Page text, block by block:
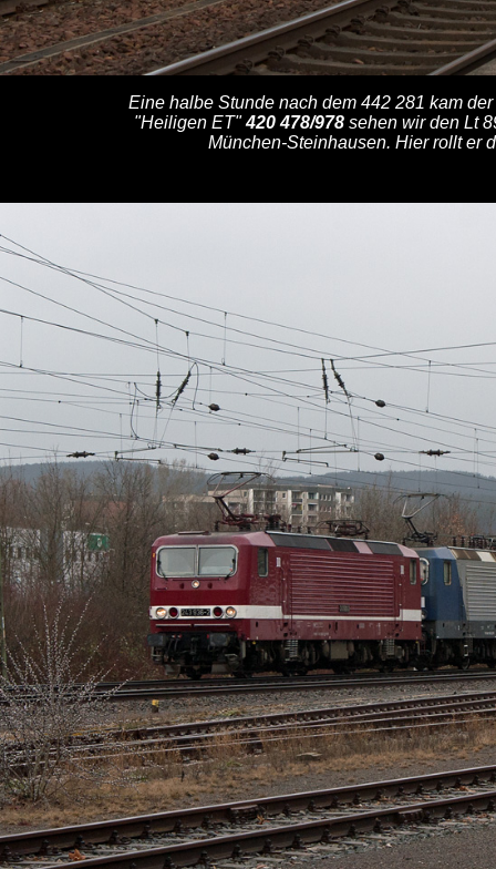
Eine halbe Stunde nach dem 442 281 kam
"Heiligen ET"420 478/978 sehen wir den Lt
München-Steinhausen. Hier rollt er